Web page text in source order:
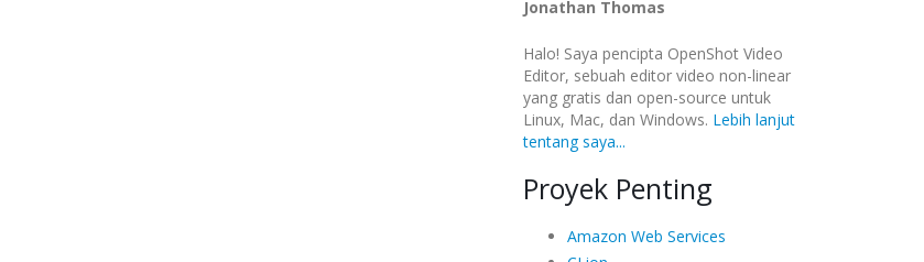
Jonathan Thomas
Halo! Saya pencipta OpenShot Video
Editor, sebuah editor video non-linear
yang gratis dan open-source untuk
Linux, Mac, dan Windows. Lebih lanjut
tentang saya...
Proyek Penting
Amazon Web Services